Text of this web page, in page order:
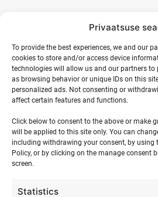
Privaatsuse
To provide the best experiences, we and our
cookies to store and/or access device
technologies will allow us and our partners to
as browsing behavior or unique IDs on this
personalized ads. Not consenting or
affect certain features and functions.
Click below to consent to the above or make
will be applied to this site only. You can
including withdrawing your consent, by using
Policy, or by clicking on the manage consent
screen.
Statistics
Start:
27 juuli | 08:00
End:
30 juuli | 17:00
Event Category:
Laste surfilaagrid